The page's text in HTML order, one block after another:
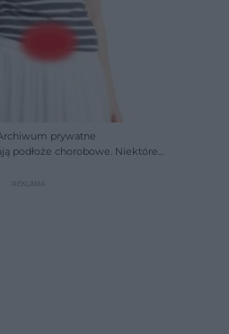
prywatne
podłoże chorobowe. Niektóre
kobiety – pokwitania i